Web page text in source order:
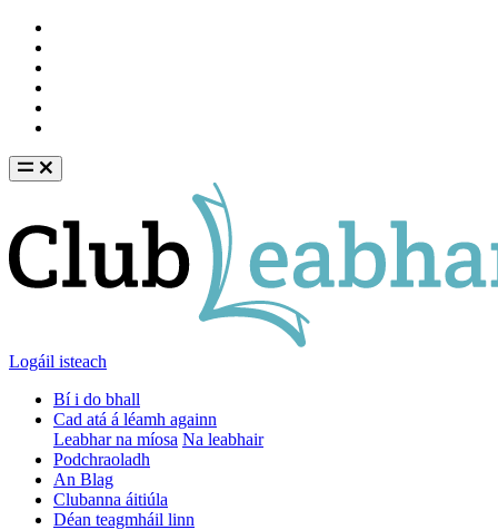
Logáil isteach
Bí i do bhall
Cad atá á léamh againn
Leabhar na míosa Na leabhair
Podchraoladh
An Blag
Clubanna áitiúla
Déan teagmháil linn